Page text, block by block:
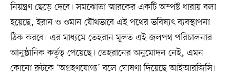
নিয়ন্ত্রণ ছেড়ে দেবে। সমঝোতা স্মারকের একটি অস্পষ্ট ধারায় বলা
হয়েছে, ইরান ও ওমান যৌথভাবে এই পথের ভবিষ্যৎ ব্যবস্থাপনা
ঠিক করবে। এর মাধ্যমে তেহরান মূলত এই জলপথ পরিচালনার
আনুষ্ঠানিক কর্তৃত্ব পেয়েছে। তেহরানের অনুমোদন নেই, এমন
কোনো রুটকে ‘অগ্রহণযোগ্য’ বলে ঘোষণা দিয়েছে আইআরজিসি।